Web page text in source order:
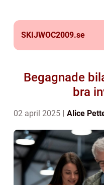
SKIJWOC2009.se
Begagnade
bra
02 april 2025 Alice